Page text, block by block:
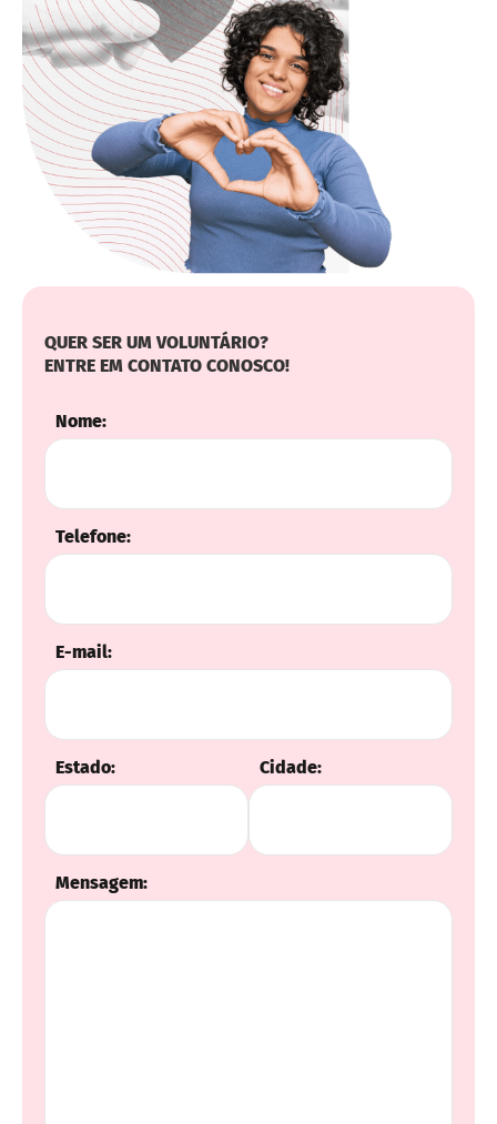
QUER SER UM VOLUNTÁRIO?
ENTRE EM CONTATO CONOSCO!
Nome:
Telefone:
E-mail:
Estado: Cidade:
Mensagem: